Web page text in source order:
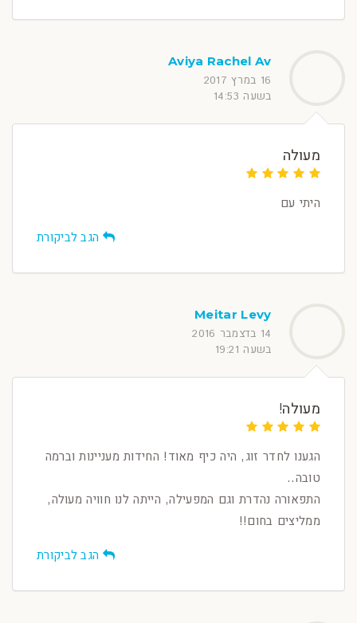
Aviya Rachel Av
16 במרץ 2017
בשעה 14:53
מעולה
היתי עם
הגב לביקורת
Meitar Levy
14 בדצמבר 2016
בשעה 19:21
מעולה!
הגענו לחדר זוג, היה כיף מאוד! החידות מעניינות וברמה
טובה..
התפאורה נהדרת וגם המפעילה, הייתה לנו חוויה מעולה,
ממליצים בחום!!
הגב לביקורת